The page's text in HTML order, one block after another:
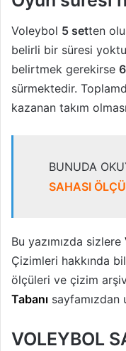
Voleybol 5 setten
belirli bir süresi
belirtmek gerekirse
sürmektedir.
kazanan takım
BUNUDA
SAHASI
Bu yazımızda sizlere
Çizimleri hakkında
ölçüleri ve çizim
Tabanı sayfamızdan
VOLEYBOL